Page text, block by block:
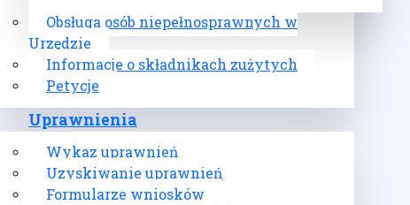
Obsługa osób niepełnosprawnych w
Urzędzie
Informacje o składnikach zużytych
Petycje
Uprawnienia
Wykaz uprawnień
Uzyskiwanie uprawnień
Formularze wniosków